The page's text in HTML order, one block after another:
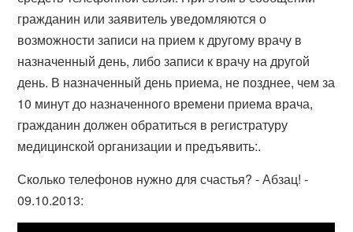
гражданин или заявитель уведомляются о
возможности записи на прием к другому врачу в
назначенный день, либо записи к врачу на другой
день. В назначенный день приема, не позднее, чем за
10 минут до назначенного времени приема врача,
гражданин должен обратиться в регистратуру
медицинской организации и предъявить:.
Сколько телефонов нужно для счастья? - Абзац! -
09.10.2013: